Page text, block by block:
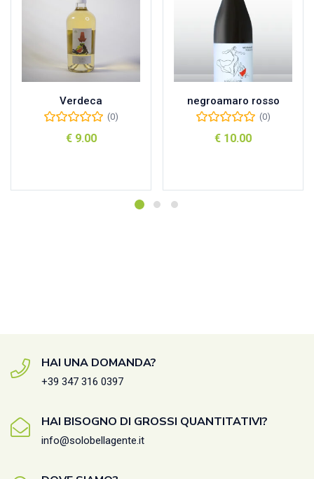
Verdeca
(0)
€9.00
negroamaro rosso
(0)
€ 10.00
HAI UNA DOMANDA?
+39 347 316 0397
HAI BISOGNO DI GROSSI QUANTITATIVI?
info@solobellagente.it